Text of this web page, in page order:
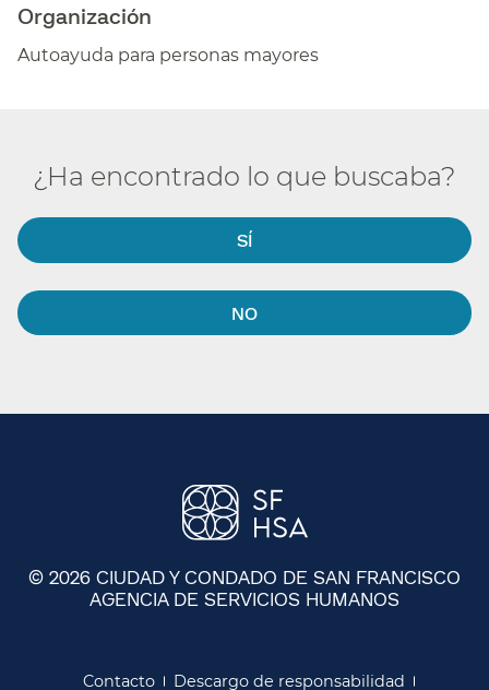
Organización​​
Autoayuda para personas mayores​​
¿Ha encontrado lo que buscaba?​​
SÍ​​
NO​​
© 2026 CIUDAD Y CONDADO DE SAN FRANCISCO
AGENCIA DE SERVICIOS HUMANOS
Contacto​​ Descargo de responsabilidad​​